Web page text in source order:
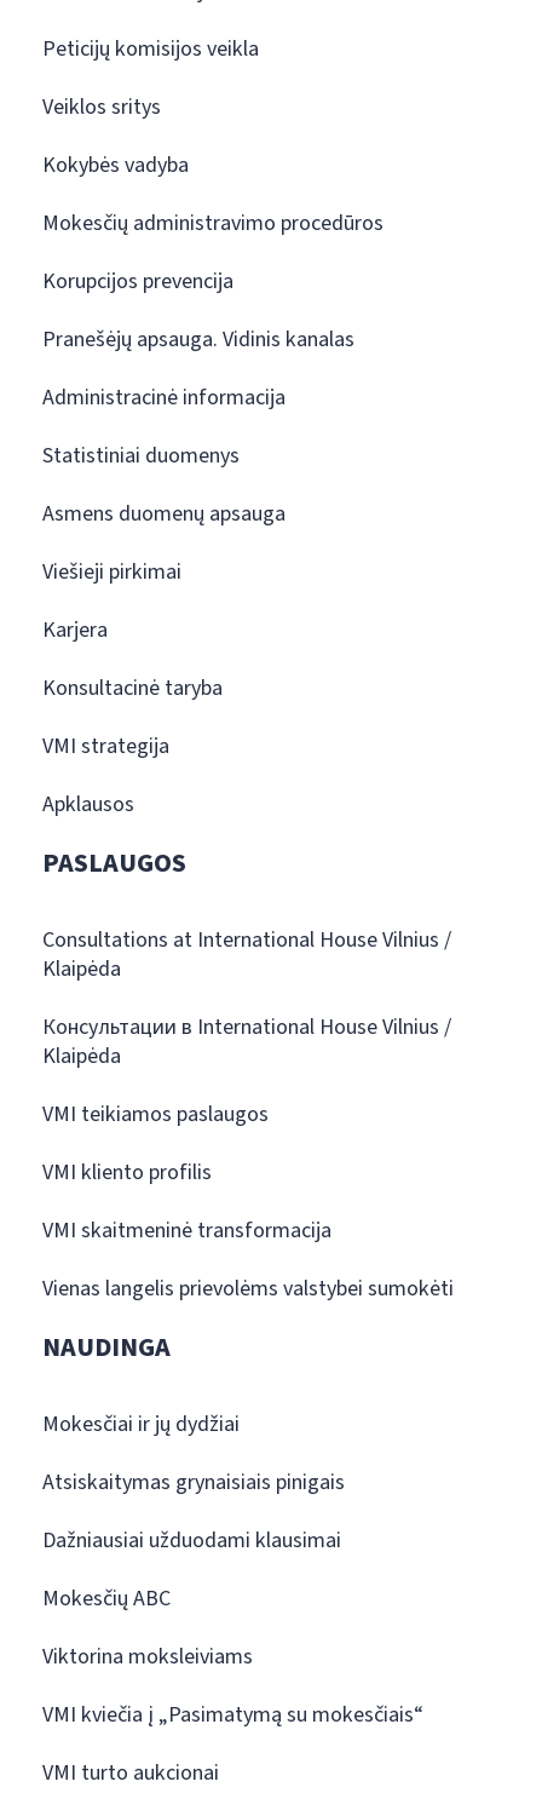
Peticijų komisijos veikla
Veiklos sritys
Kokybės vadyba
Mokesčių administravimo procedūros
Korupcijos prevencija
Pranešėjų apsauga. Vidinis kanalas
Administracinė informacija
Statistiniai duomenys
Asmens duomenų apsauga
Viešieji pirkimai
Karjera
Konsultacinė taryba
VMI strategija
Apklausos
PASLAUGOS
Consultations at International House Vilnius /
Klaipėda
Консультации в International House Vilnius /
Klaipėda
VMI teikiamos paslaugos
VMI kliento profilis
VMI skaitmeninė transformacija
Vienas langelis prievolėms valstybei sumokėti
NAUDINGA
Mokesčiai ir jų dydžiai
Atsiskaitymas grynaisiais pinigais
Dažniausiai užduodami klausimai
Mokesčių ABC
Viktorina moksleiviams
VMI kviečia į „Pasimatymą su mokesčiais“
VMI turto aukcionai